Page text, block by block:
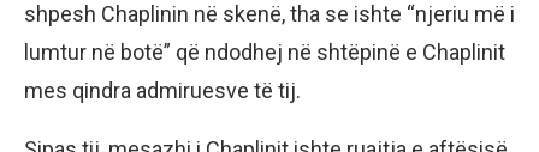
shpesh Chaplinin në skenë, tha se ishte “njeriu më i
lumtur në botë” që ndodhej në shtëpinë e Chaplinit
mes qindra admiruesve të tij.